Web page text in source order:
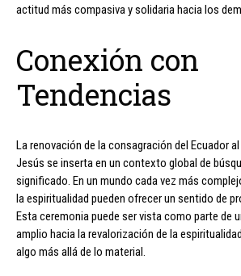
actitud más compasiva y solidaria hacia los
Conexión con
Tendencias
La renovación de la consagración del Ecuador
Jesús se inserta en un contexto global de
significado. En un mundo cada vez más
la espiritualidad pueden ofrecer un sentido de
Esta ceremonia puede ser vista como parte de
amplio hacia la revalorización de la
algo más allá de lo material.